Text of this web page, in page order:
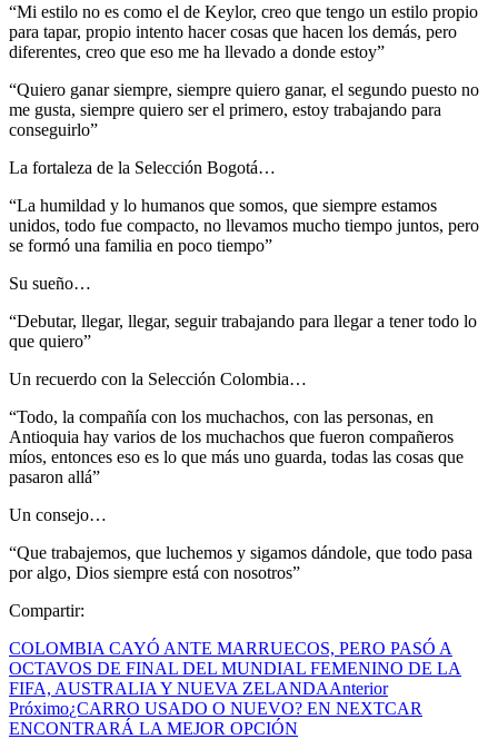
“Mi estilo no es como el de Keylor, creo que tengo un estilo propio
para tapar, propio intento hacer cosas que hacen los demás, pero
diferentes, creo que eso me ha llevado a donde estoy”
“Quiero ganar siempre, siempre quiero ganar, el segundo puesto no
me gusta, siempre quiero ser el primero, estoy trabajando para
conseguirlo”
La fortaleza de la Selección Bogotá…
“La humildad y lo humanos que somos, que siempre estamos
unidos, todo fue compacto, no llevamos mucho tiempo juntos, pero
se formó una familia en poco tiempo”
Su sueño…
“Debutar, llegar, llegar, seguir trabajando para llegar a tener todo lo
que quiero”
Un recuerdo con la Selección Colombia…
“Todo, la compañía con los muchachos, con las personas, en
Antioquia hay varios de los muchachos que fueron compañeros
míos, entonces eso es lo que más uno guarda, todas las cosas que
pasaron allá”
Un consejo…
“Que trabajemos, que luchemos y sigamos dándole, que todo pasa
por algo, Dios siempre está con nosotros”
Compartir:
COLOMBIA CAYÓ ANTE MARRUECOS, PERO PASÓ A
OCTAVOS DE FINAL DEL MUNDIAL FEMENINO DE LA
FIFA, AUSTRALIA Y NUEVA ZELANDAAnterior
Próximo¿CARRO USADO O NUEVO? EN NEXTCAR
ENCONTRARÁ LA MEJOR OPCIÓN